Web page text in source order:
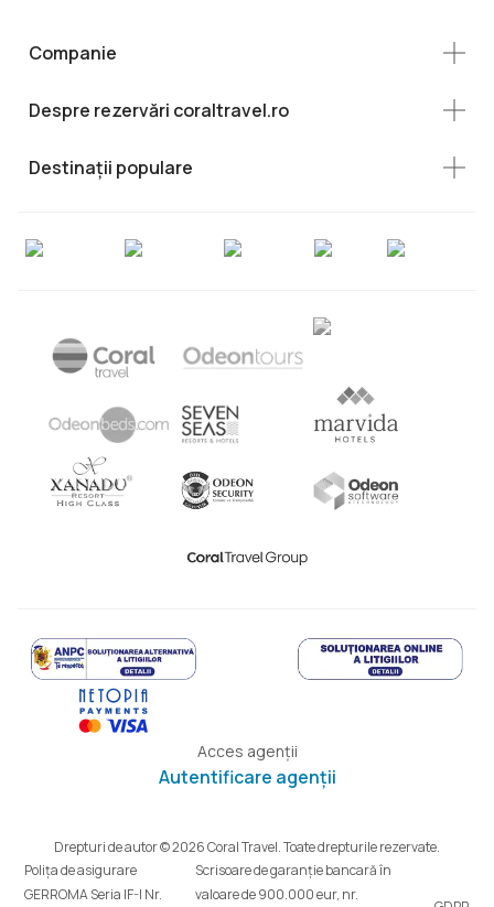
Companie
Despre rezervări coraltravel.ro
Destinații populare
Acces agenții
Autentificare agenții
Drepturi de autor © 2026 Coral Travel. Toate drepturile rezervate.
Polița de asigurare
GERROMA Seria IF-I Nr.
Scrisoare de garanție bancară în
valoare de 900.000 eur, nr.